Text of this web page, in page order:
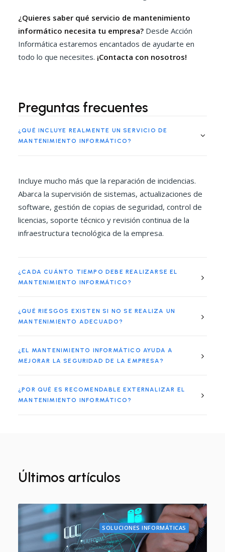
¿Quieres saber qué servicio de mantenimiento
informático necesita tu empresa? Desde Acción
Informática estaremos encantados de ayudarte en
todo lo que necesites. ¡Contacta con nosotros!
Preguntas frecuentes
¿QUÉ INCLUYE REALMENTE UN SERVICIO DE
MANTENIMIENTO INFORMÁTICO?
Incluye mucho más que la reparación de incidencias.
Abarca la supervisión de sistemas, actualizaciones de
software, gestión de copias de seguridad, control de
licencias, soporte técnico y revisión continua de la
infraestructura tecnológica de la empresa.
¿CADA CUÁNTO TIEMPO DEBE REALIZARSE EL
MANTENIMIENTO INFORMÁTICO?
¿QUÉ RIESGOS EXISTEN SI NO SE REALIZA UN
MANTENIMIENTO ADECUADO?
¿EL MANTENIMIENTO INFORMÁTICO AYUDA A
MEJORAR LA SEGURIDAD DE LA EMPRESA?
¿POR QUÉ ES RECOMENDABLE EXTERNALIZAR EL
MANTENIMIENTO INFORMÁTICO?
Últimos artículos
SOLUCIONES INFORMÁTICAS